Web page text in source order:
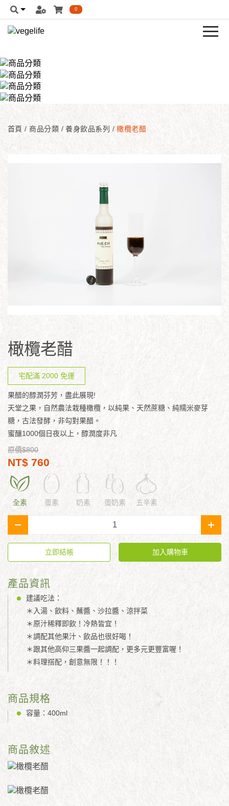
0
首頁/ 商品分類 /養身飲品系列 / 橄欖老醋
橄欖老醋
宅配滿 2000 免運
果醋的醇潤芬芳，盡此展現!
天堂之果，自然農法栽種橄欖，以純果、天然蔗糖、純糯米麥芽
糖，古法發酵，非勾對果醋。
蜜釀1000個日夜以上，醇潤度非凡
原價$800
NT$ 760
全素 蛋素 奶素 蛋奶素 五辛素
- +
立即結帳 加入購物車
產品資訊
建議吃法：
＊入湯、飲料、蘸醬、沙拉醬、涼拌菜
＊原汁稀釋即飲！冷熱皆宜！
＊調配其他果汁、飲品也很好喝！
＊跟其他高仰三果醬一起調配，更多元更豐富喔！
＊料理搭配，創意無限！！！
商品規格
容量：400ml
商品敘述